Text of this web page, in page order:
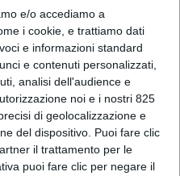
e/o accediamo a
i cookie, e trattiamo dati
e informazioni standard
e contenuti personalizzati,
analisi dell'audience e
noi e i nostri 825
di geolocalizzazione e
del dispositivo. Puoi fare clic
il trattamento per le
puoi fare clic per negare il